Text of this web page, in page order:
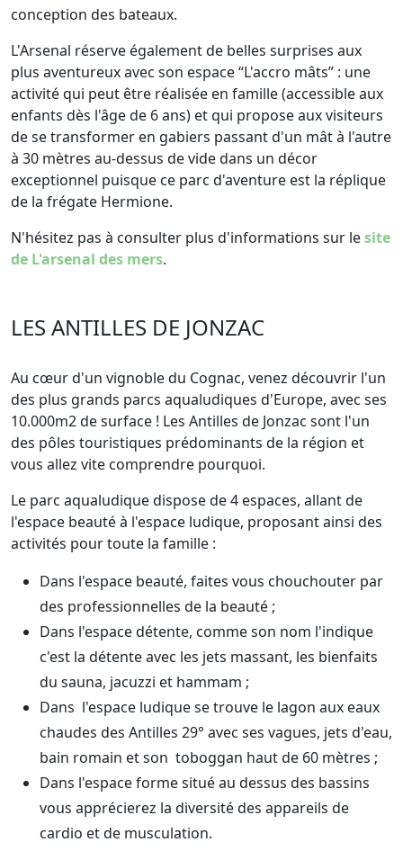
conception des bateaux.
L'Arsenal réserve également de belles surprises aux
plus aventureux avec son espace “L'accro mâts” : une
activité qui peut être réalisée en famille (accessible aux
enfants dès l'âge de 6 ans) et qui propose aux visiteurs
de se transformer en gabiers passant d'un mât à l'autre
à 30 mètres au-dessus de vide dans un décor
exceptionnel puisque ce parc d'aventure est la réplique
de la frégate Hermione.
N'hésitez pas à consulter plus d'informations sur lesite
de L'arsenal des mers.
LES ANTILLES DE JONZAC
Au cœur d'un vignoble du Cognac, venez découvrir l'un
des plus grands parcs aqualudiques d'Europe, avec ses
10.000m2 de surface ! Les Antilles de Jonzac sont l'un
des pôles touristiques prédominants de la région et
vous allez vite comprendre pourquoi.
Le parc aqualudique dispose de 4 espaces, allant de
l'espace beauté à l'espace ludique, proposant ainsi des
activités pour toute la famille :
Dans l'espace beauté, faites vous chouchouter par
des professionnelles de la beauté ;
Dans l'espace détente, comme son nom l'indique
c'est la détente avec les jets massant, les bienfaits
du sauna, jacuzzi et hammam ;
Dans l'espace ludique se trouve le lagon aux eaux
chaudes des Antilles 29° avec ses vagues, jets d'eau,
bain romain et son toboggan haut de 60 mètres ;
Dans l'espace forme situé au dessus des bassins
vous apprécierez la diversité des appareils de
cardio et de musculation.